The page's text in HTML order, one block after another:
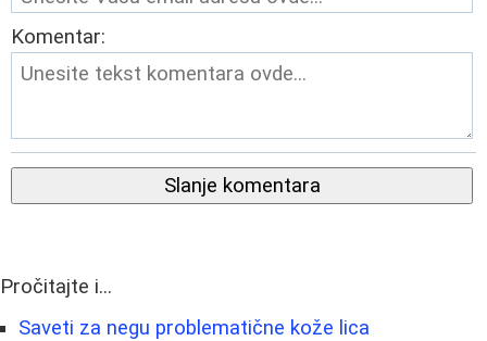
Komentar:
Slanje komentara
Pročitajte i...
Saveti za negu problematične kože lica